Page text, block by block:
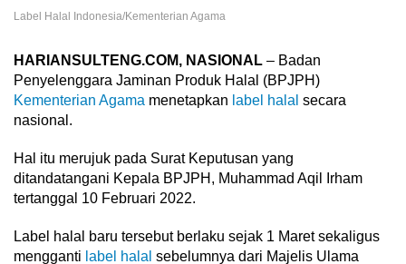
Label Halal Indonesia/Kementerian Agama
HARIANSULTENG.COM, NASIONAL – Badan
Penyelenggara Jaminan Produk Halal (BPJPH)
Kementerian Agama menetapkan label halal secara
nasional.
Hal itu merujuk pada Surat Keputusan yang
ditandatangani Kepala BPJPH, Muhammad Aqil Irham
tertanggal 10 Februari 2022.
Label halal baru tersebut berlaku sejak 1 Maret sekaligus
mengganti label halal sebelumnya dari Majelis Ulama